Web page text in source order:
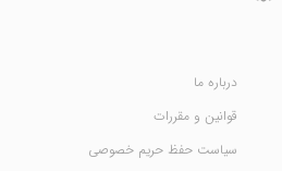
درباره ما
قوانین و مقررات
سیاست حفظ حریم خصوصی